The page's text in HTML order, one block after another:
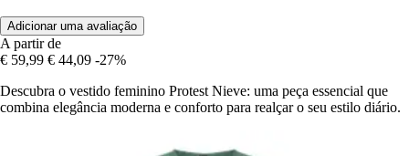
Adicionar uma avaliação
A partir de
€ 59,99 € 44,09 -27%
Descubra o vestido feminino Protest Nieve: uma peça essencial que
combina elegância moderna e conforto para realçar o seu estilo diário.